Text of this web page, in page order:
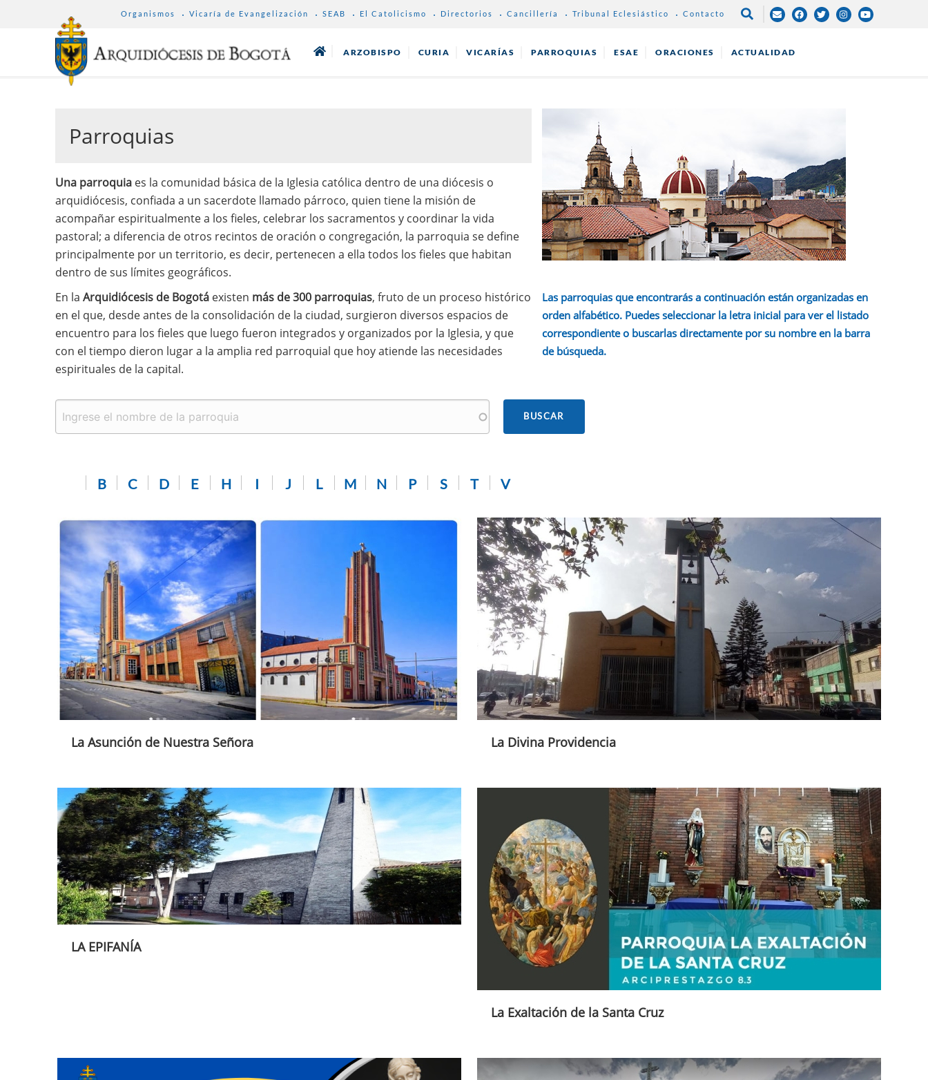
MENU
Organismos Vicaría de Evangelización SEAB El Catolicismo Directorios Cancillería Tribunal Eclesiástico Contacto
ARZOBISPO CURIA VICARÍAS PARROQUIAS ESAE ORACIONES ACTUALIDAD
Parroquias
Una parroquia es la comunidad básica de la Iglesia católica dentro de una diócesis o
arquidiócesis, confiada a un sacerdote llamado párroco, quien tiene la misión de
acompañar espiritualmente a los fieles, celebrar los sacramentos y coordinar la vida
pastoral; a diferencia de otros recintos de oración o congregación, la parroquia se define
principalmente por un territorio, es decir, pertenecen a ella todos los fieles que habitan
dentro de sus límites geográficos.
En la Arquidiócesis de Bogotáexisten más de 300 parroquias, fruto de un proceso histórico
en el que, desde antes de la consolidación de la ciudad, surgieron diversos espacios de
encuentro para los fieles que luego fueron integrados y organizados por la Iglesia, y que
con el tiempo dieron lugar a la amplia red parroquial que hoy atiende las necesidades
espirituales de la capital.
Las parroquias que encontrarás a continuación están organizadas en
orden alfabético. Puedes seleccionar la letra inicial para ver el listado
correspondiente o buscarlas directamente por su nombre en la barra
de búsqueda.
B C D E H I J L M N P S T V
La Asunción de Nuestra Señora La Divina Providencia
LA EPIFANÍA
La Exaltación de la Santa Cruz